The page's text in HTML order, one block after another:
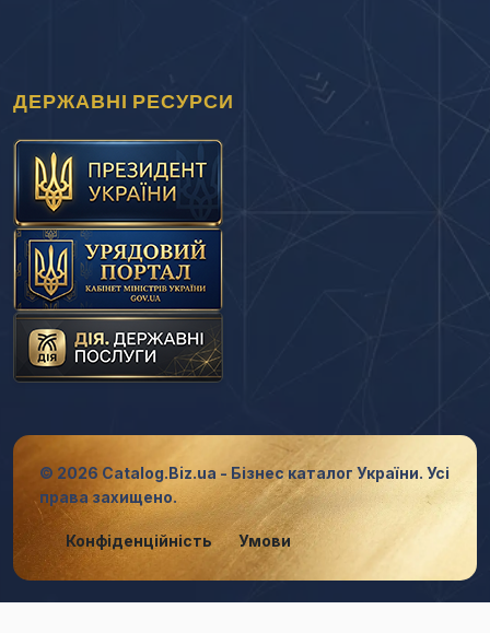
ДЕРЖАВНІ РЕСУРСИ
© 2026 Catalog.Biz.ua - Бізнес каталог України. Усі
права захищено.
Конфіденційність Умови